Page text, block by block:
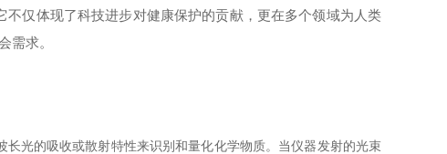
仅体现了科技进步对健康保护的贡献，更在多个领域为人类
需求。
光的吸收或散射特性来识别和量化化学物质。当仪器发射的光束